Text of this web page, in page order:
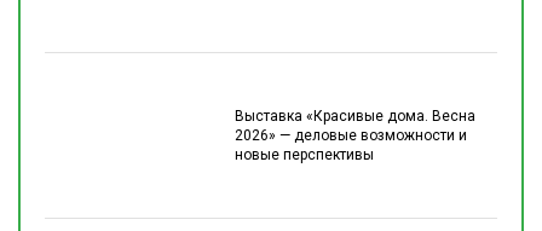
Выставка «Красивые дома. Весна
2026» — деловые возможности и
новые перспективы